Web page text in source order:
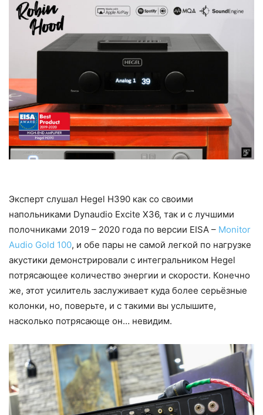
Эксперт слушал Hegel H390 как со своими
напольниками Dynaudio Excite X36, так и с лучшими
полочниками 2019 – 2020 года по версии EISA – Monitor
Audio Gold 100, и обе пары не самой легкой по нагрузке
акустики демонстрировали с интегральником Hegel
потрясающее количество энергии и скорости. Конечно
же, этот усилитель заслуживает куда более серьёзные
колонки, но, поверьте, и с такими вы услышите,
насколько потрясающе он… невидим.